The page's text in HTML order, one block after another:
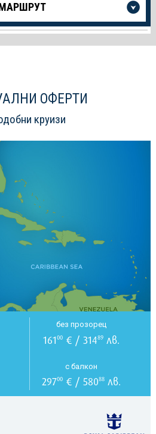
ОФЕРТИ
круизи
без прозорец
16100 € / 31489 лв.
с балкон
29700 € / 58088 лв.